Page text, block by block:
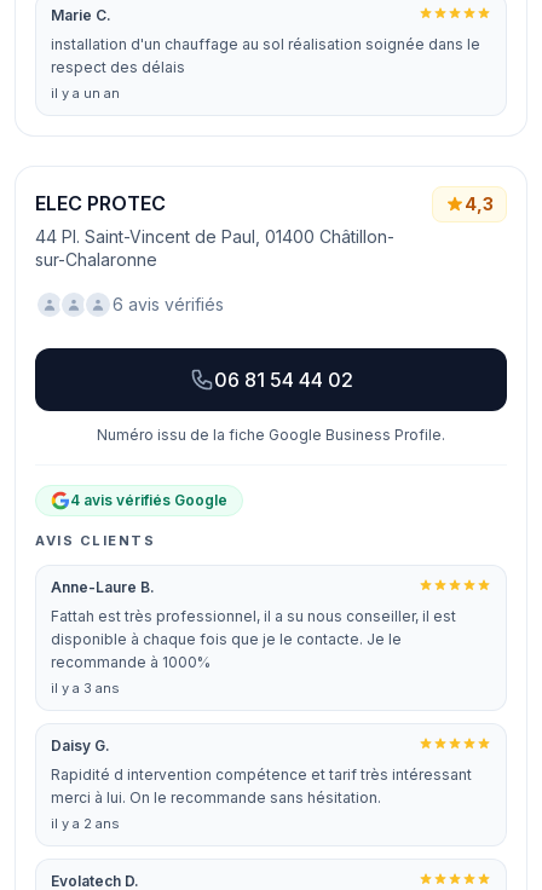
Marie C.
installation d'un chauffage au sol réalisation soignée dans le
respect des délais
il y a un an
ELEC PROTEC
44 Pl. Saint-Vincent de Paul, 01400 Châtillon-
sur-Chalaronne
4,3
6 avis vérifiés
06 81 54 44 02
Numéro issu de la fiche Google Business Profile.
4 avis vérifiés Google
AVIS CLIENTS
Anne-Laure B.
Fattah est très professionnel, il a su nous conseiller, il est
disponible à chaque fois que je le contacte. Je le
recommande à 1000%
il y a 3 ans
Daisy G.
Rapidité d intervention compétence et tarif très intéressant
merci à lui. On le recommande sans hésitation.
il y a 2 ans
Evolatech D.